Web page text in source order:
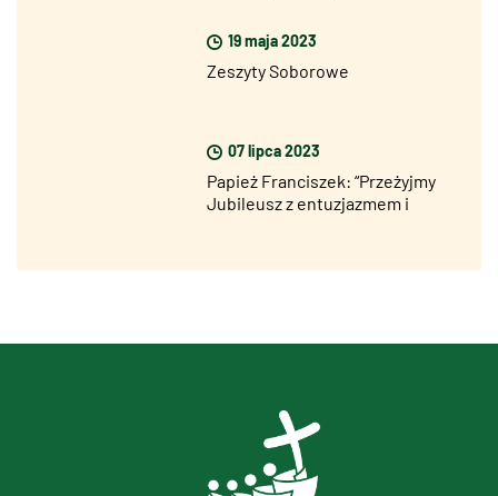
202519 maja 2023
Zeszyty Soborowe
07 lipca 2023
Papież Franciszek: “Przeżyjmy
Jubileusz z entuzjazmem i